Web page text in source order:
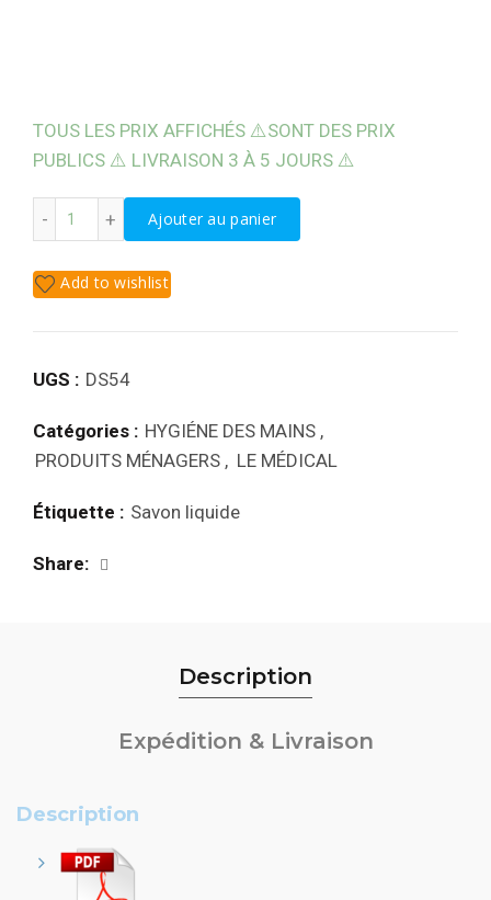
TOUS LES PRIX AFFICHÉS ⚠️SONT DES PRIX
PUBLICS ⚠️ LIVRAISON 3 À 5 JOURS ⚠️
Ajouter au panier
Add to wishlist
UGS : DS54
Catégories : HYGIÉNE DES MAINS ,
PRODUITS MÉNAGERS , LE MÉDICAL
Étiquette : Savon liquide
Share
Description
Expédition & Livraison
Description